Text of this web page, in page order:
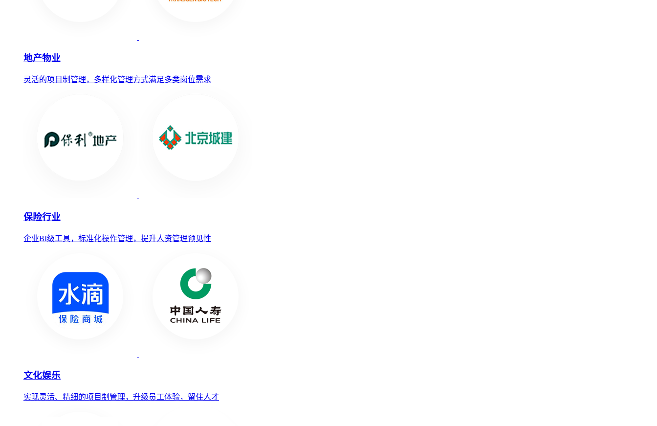
地产物业
灵活的项目制管理，多样化管理方式满足多类岗位需求
保险行业
企业BI级工具，标准化操作管理，提升人资管理预见性
文化娱乐
实现灵活、精细的项目制管理，升级员工体验，留住人才